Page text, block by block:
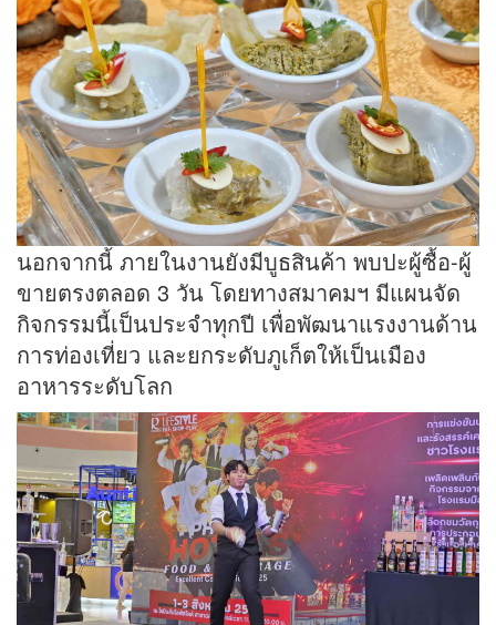
นอกจากนี้ ภายในงานยังมีบูธสินค้า พบปะผู้ซื้อ-ผู้
ขายตรงตลอด 3 วัน โดยทางสมาคมฯ มีแผนจัด
กิจกรรมนี้เป็นประจำทุกปี เพื่อพัฒนาแรงงานด้าน
การท่องเที่ยว และยกระดับภูเก็ตให้เป็นเมือง
อาหารระดับโลก